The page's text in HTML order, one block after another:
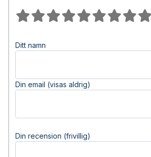
Ditt namn
Din email (visas aldrig)
Din recension (frivillig)